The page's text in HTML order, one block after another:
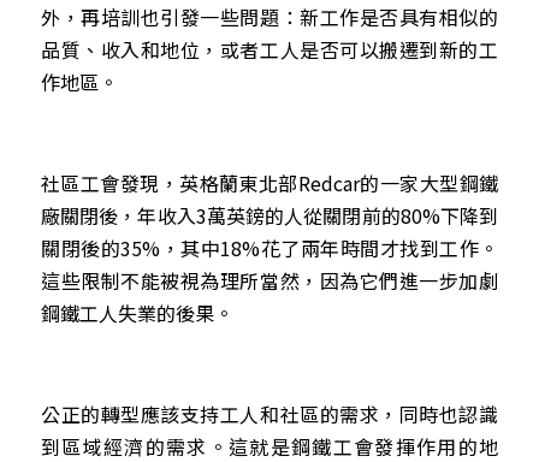
外，再培訓也引發一些問題：新工作是否具有相似的
品質、收入和地位，或者工人是否可以搬遷到新的工
作地區。
社區工會發現，英格蘭東北部Redcar的一家大型鋼鐵
廠關閉後，年收入3萬英鎊的人從關閉前的80%下降到
關閉後的35%，其中18%花了兩年時間才找到工作。
這些限制不能被視為理所當然，因為它們進一步加劇
鋼鐵工人失業的後果。
公正的轉型應該支持工人和社區的需求，同時也認識
到區域經濟的需求。這就是鋼鐵工會發揮作用的地